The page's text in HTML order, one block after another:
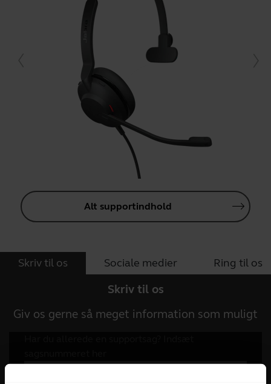
Alt supportindhold
Skriv til os Sociale medier Ring til os
Skriv til os
Giv os gerne så meget information som muligt